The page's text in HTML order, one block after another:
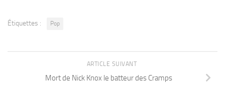
Étiquettes : Pop
ARTICLE SUIVANT
Mort de Nick Knox le batteur des Cramps